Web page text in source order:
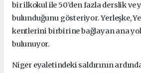
bir ilkokul ile 50’den fazla derslik ve
bulunduğunu gösteriyor. Yerleşke,
kentlerini birbirine bağlayan ana
bulunuyor.
Niger eyaletindeki saldırının